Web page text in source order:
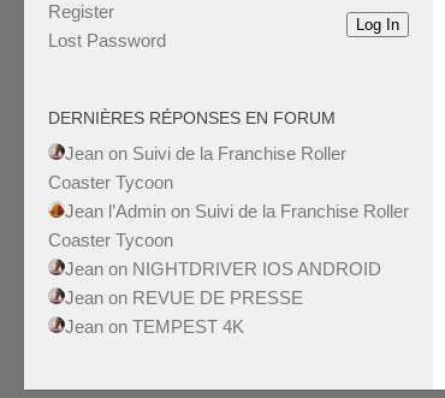
Log In
Register
Lost Password
DERNIÈRES RÉPONSES EN FORUM
Jean on Suivi de la Franchise Roller
Coaster Tycoon
Jean l’Admin on Suivi de la Franchise Roller
Coaster Tycoon
Jean on NIGHTDRIVER IOS ANDROID
Jean on REVUE DE PRESSE
Jean on TEMPEST 4K